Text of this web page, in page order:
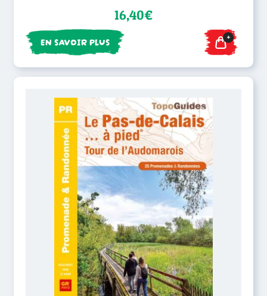
pied16,40€
EN SAVOIR PLUS +